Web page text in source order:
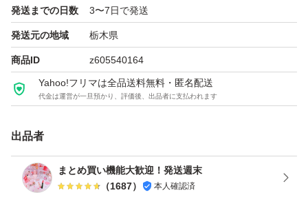
発送までの日数 3〜7日で発送
発送元の地域 栃木県
商品ID z605540164
Yahoo!フリマは全品送料無料・匿名配送
代金は運営が一旦預かり、評価後、出品者に支払われます
出品者
まとめ買い機能大歓迎！発送週末
（1687） 本人確認済